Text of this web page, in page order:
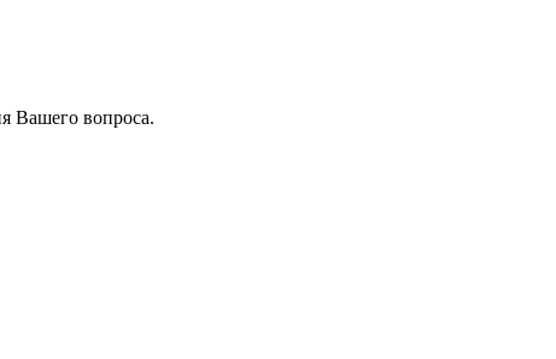
Вашего вопроса.